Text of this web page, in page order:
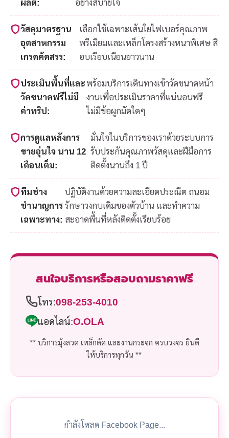
วัสดุมาตรฐาน
อุตสาหกรรม
เกรดคัดสรร:
เลือกใช้เฉพาะเส้นใยไฟเบอร์คุณภาพ
พรีเมียมและเหล็กโครงสร้างหนาพิเศษ สี
อบเรียบเนียนยาวนาน
ประเมินพื้นที่และ
วัดขนาดฟรีไม่มี
ค่าทริป:
พร้อมบริการเดินทางเข้าวัดขนาดหน้า
งานเพื่อประเมินราคาที่แน่นอนฟรี
ไม่มีข้อผูกมัดใดๆ
การดูแลหลังการ
ขายอุ่นใจ นาน 12
เดือนเต็ม:
มั่นใจในบริการของเราด้วยระบบการ
รับประกันคุณภาพวัสดุและฝีมือการ
ติดตั้งนานถึง 1 ปี
ทีมช่าง
ชำนาญการ
เฉพาะทาง:
ปฏิบัติงานด้วยความละเอียดประณีต ถนอม
รักษาวงกบเดิมของตัวบ้าน และทำความ
สะอาดพื้นที่หลังติดตั้งเรียบร้อย
สนใจบริการหรือสอบถามราคาฟรี
โทร:098-253-4010
แอดไลน์:O.OLA
** บริการมุ้งลวด เหล็กดัด และงานกระจก ครบวงจร ยินดี
ให้บริการทุกวัน **
กำลังโหลด Facebook Page...